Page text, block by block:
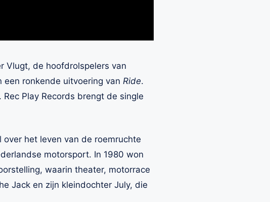
Vlugt, de hoofdrolspelers van
ronkende uitvoering van Ride.
Play Records brengt de single
het leven van de roemruchte
motorsport. In 1980 won
waarin theater, motorrace
Jack en zijn kleindochter July, die